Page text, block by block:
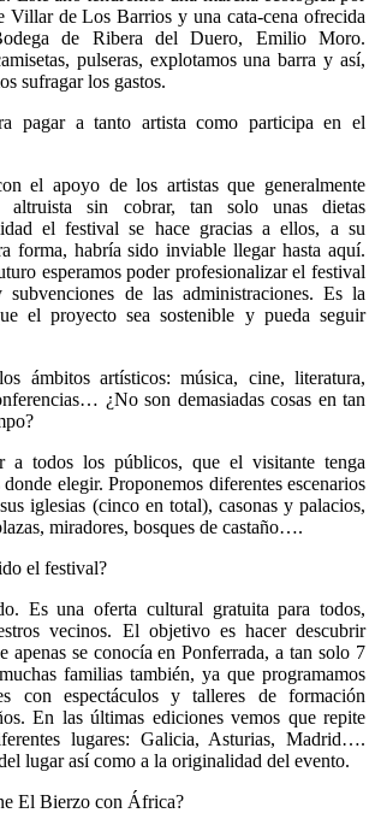
Villar de Los Barrios y una cata-cena ofrecida
de Ribera del Duero, Emilio Moro.
pulseras, explotamos una barra y así,
sufragar los gastos.
pagar a tanto artista como participa en el
el apoyo de los artistas que generalmente
altruista sin cobrar, tan solo unas dietas
el festival se hace gracias a ellos, a su
forma, habría sido inviable llegar hasta aquí.
esperamos poder profesionalizar el festival
de las administraciones. Es la
el proyecto sea sostenible y pueda seguir
ámbitos artísticos: música, cine, literatura,
¿No son demasiadas cosas en tan
a todos los públicos, que el visitante tenga
elegir. Proponemos diferentes escenarios
iglesias (cinco en total), casonas y palacios,
miradores, bosques de castaño….
el festival?
Es una oferta cultural gratuita para todos,
vecinos. El objetivo es hacer descubrir
apenas se conocía en Ponferrada, a tan solo 7
familias también, ya que programamos
con espectáculos y talleres de formación
En las últimas ediciones vemos que repite
lugares: Galicia, Asturias, Madrid….
lugar así como a la originalidad del evento.
El Bierzo con África?